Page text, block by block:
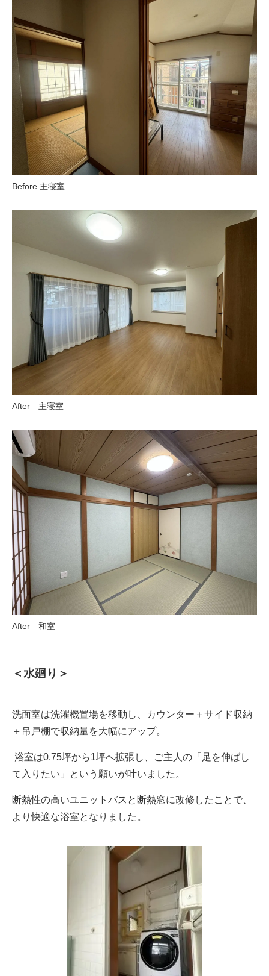
Before 主寝室
After 主寝室
After 和室
＜水廻り＞
洗面室は洗濯機置場を移動し、カウンター＋サイド収納
＋吊戸棚で収納量を大幅にアップ。
浴室は0.75坪から1坪へ拡張し、ご主人の「足を伸ばし
て入りたい」という願いが叶いました。
断熱性の高いユニットバスと断熱窓に改修したことで、
より快適な浴室となりました。